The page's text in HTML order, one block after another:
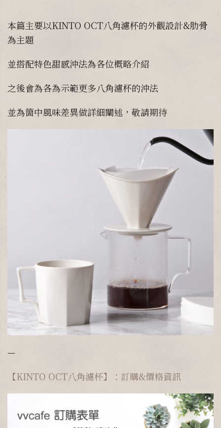
本篇主要以KINTO OCT八角濾杯的外觀設計&肋骨
為主題
並搭配特色甜感沖法為各位概略介紹
之後會為各為示範更多八角濾杯的沖法
並為箇中風味差異做詳細闡述，敬請期待
—
【KINTO OCT八角濾杯】：訂購&價格資訊